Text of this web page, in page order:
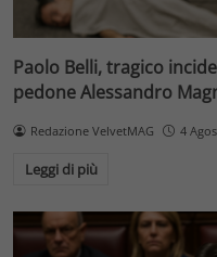
Paolo Belli, tragico
pedone Alessandro
Redazione VelvetMAG 4
Leggi di più